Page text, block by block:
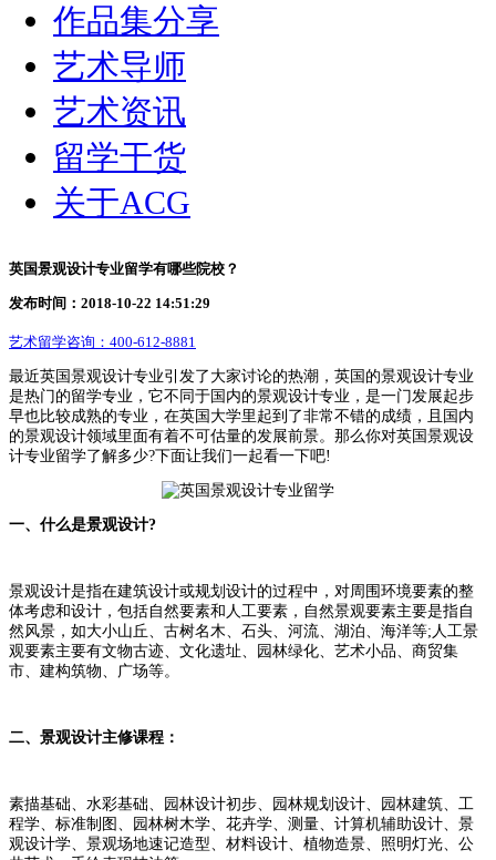
作品集分享
艺术导师
艺术资讯
留学干货
关于ACG
英国景观设计专业留学有哪些院校？
发布时间：2018-10-22 14:51:29
艺术留学咨询： 400-612-8881
最近英国景观设计专业引发了大家讨论的热潮，英国的景观设计专业
是热门的留学专业，它不同于国内的景观设计专业，是一门发展起步
早也比较成熟的专业，在英国大学里起到了非常不错的成绩，且国内
的景观设计领域里面有着不可估量的发展前景。那么你对英国景观设
计专业留学了解多少?下面让我们一起看一下吧!
一、什么是景观设计?
景观设计是指在建筑设计或规划设计的过程中，对周围环境要素的整
体考虑和设计，包括自然要素和人工要素，自然景观要素主要是指自
然风景，如大小山丘、古树名木、石头、河流、湖泊、海洋等;人工景
观要素主要有文物古迹、文化遗址、园林绿化、艺术小品、商贸集
市、建构筑物、广场等。
二、景观设计主修课程：
素描基础、水彩基础、园林设计初步、园林规划设计、园林建筑、工
程学、标准制图、园林树木学、花卉学、测量、计算机辅助设计、景
观设计学、景观场地速记造型、材料设计、植物造景、照明灯光、公